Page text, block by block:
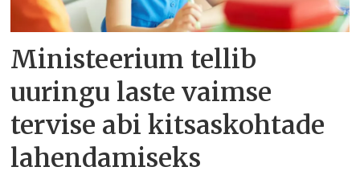
Ministeerium tellib
uuringu laste vaimse
tervise abi kitsaskohtade
lahendamiseks